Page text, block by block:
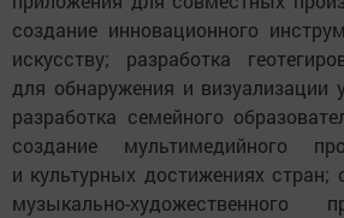
создание инновационного
искусству; разработка
для обнаружения и визуализации
разработка семейного
создание мультимедийного
и культурных достижениях стран;
музыкально-художественного